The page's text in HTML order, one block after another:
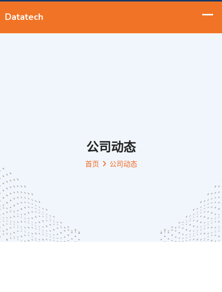
公司动态
首页 公司动态